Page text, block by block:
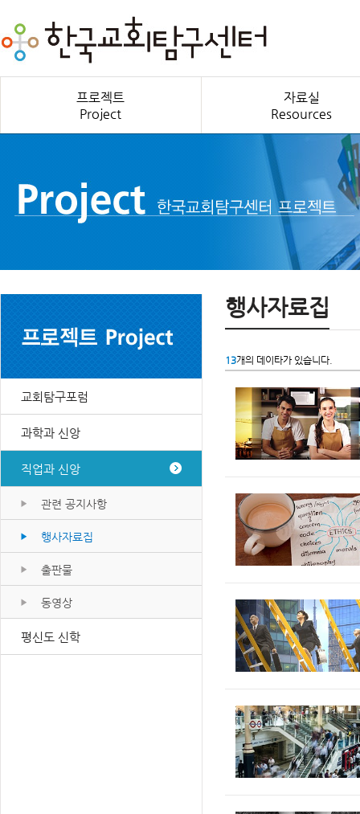
프로젝트
Project
자료실
Resources
교회탐구포럼
과학과 신앙
직업과 신앙
관련 공지사항
행사자료집
출판물
동영상
평신도 신학
행사자료집
13개의 데이타가 있습니다.